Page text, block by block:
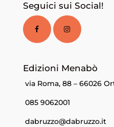
Seguici sui Social!
Edizioni Menabò
via Roma, 88 – 66026
085 9062001
dabruzzo@dabruzzo.it